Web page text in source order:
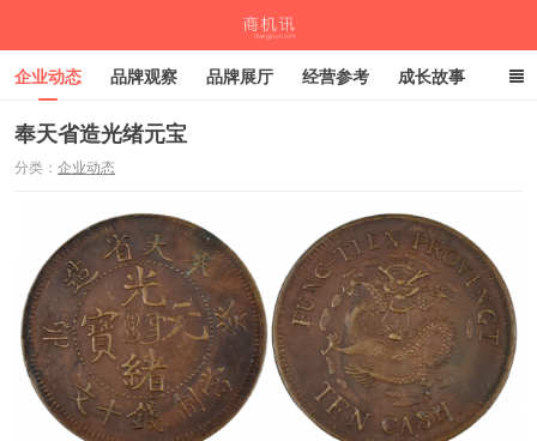
企业动态 品牌观察 品牌展厅 经营参考 成长故事
深度观察 伙伴计划
奉天省造光绪元宝
分类： 企业动态